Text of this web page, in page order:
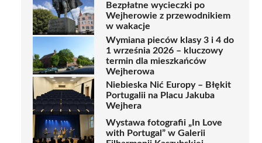
Bezpłatne wycieczki po
Wejherowie z przewodnikiem
w wakacje
Wymiana pieców klasy 3 i 4 do
1 września 2026 – kluczowy
termin dla mieszkańców
Wejherowa
Niebieska Nić Europy – Błękit
Portugalii na Placu Jakuba
Wejhera
Wystawa fotografii „In Love
with Portugal” w Galerii